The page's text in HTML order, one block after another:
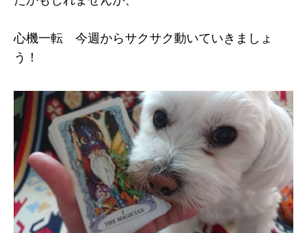
心機一転 今週からサクサク動いていきましょ
う！